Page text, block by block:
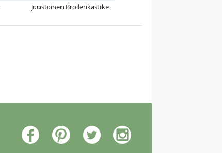
Juustoinen Broilerikastike